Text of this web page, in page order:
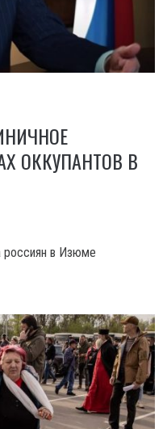
ОККУПАНТОВ В
россиян в Изюме